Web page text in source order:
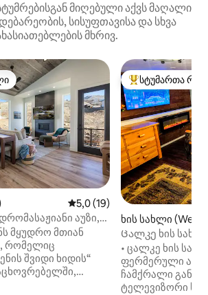
მიღებული აქვს მაღალი
სისუფთავისა და სხვა
მხრივ.
საშუალო შეფასებაა 5‑დან
5,0 (19)
აუზი,
ზომის საწოლები!
მყუდრო მთიან
რომელიც
შვიდი ხიდის“
სტუმართა
სტუმართა
ხის სახლი (West
Ცალკე ხის
75"TV, Kayak, WD
• ცალკე ხის
ფერმერული
ჩამქრალი
ტელევიზორი